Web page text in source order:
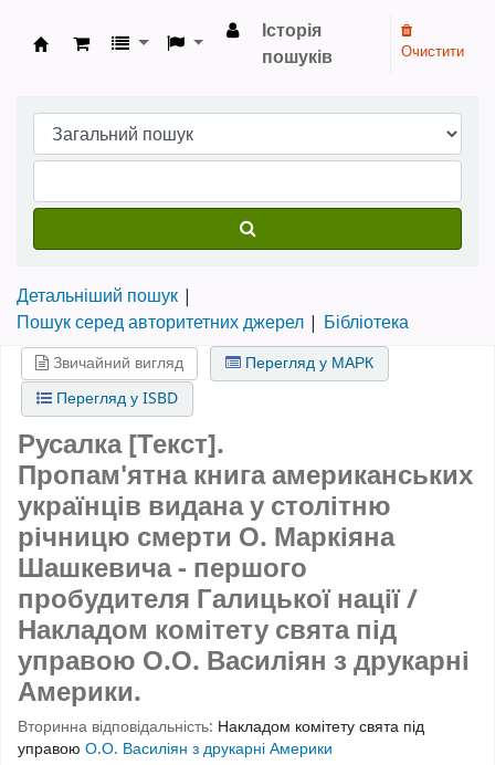
Бібліотека НТШ › Електронний каталог
Історія
пошуків
Очистити
Детальніший пошук
Пошук серед авторитетних джерел
Бібліотека
Звичайний вигляд
Перегляд у МАРК
Перегляд у ISBD
Русалка [Текст].
Пропам'ятна книга американських
українців видана у столітню
річницю смерти О. Маркіяна
Шашкевича - першого
пробудителя Галицької нації /
Накладом комітету свята під
управою О.О. Василіян з друкарні
Америки.
Вторинна відповідальність: Накладом комітету свята під
управою О.О. Василіян з друкарні Америки